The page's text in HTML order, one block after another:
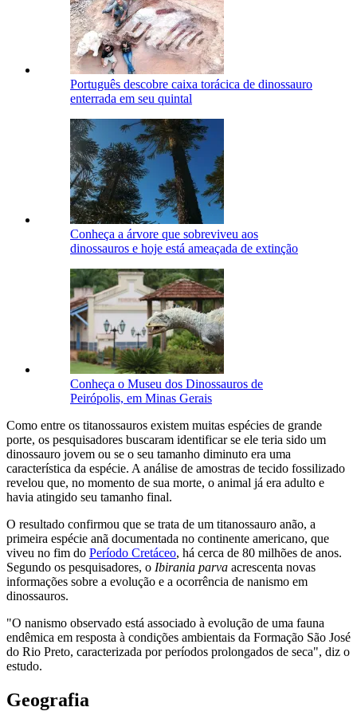
Português descobre caixa torácica de dinossauro
enterrada em seu quintal
Conheça a árvore que sobreviveu aos
dinossauros e hoje está ameaçada de extinção
Conheça o Museu dos Dinossauros de
Peirópolis, em Minas Gerais
Como entre os titanossauros existem muitas espécies de grande
porte, os pesquisadores buscaram identificar se ele teria sido um
dinossauro jovem ou se o seu tamanho diminuto era uma
característica da espécie. A análise de amostras de tecido fossilizado
revelou que, no momento de sua morte, o animal já era adulto e
havia atingido seu tamanho final.
O resultado confirmou que se trata de um titanossauro anão, a
primeira espécie anã documentada no continente americano, que
viveu no fim do Período Cretáceo, há cerca de 80 milhões de anos.
Segundo os pesquisadores, o Ibirania parva acrescenta novas
informações sobre a evolução e a ocorrência de nanismo em
dinossauros.
"O nanismo observado está associado à evolução de uma fauna
endêmica em resposta à condições ambientais da Formação São José
do Rio Preto, caracterizada por períodos prolongados de seca", diz o
estudo.
Geografia